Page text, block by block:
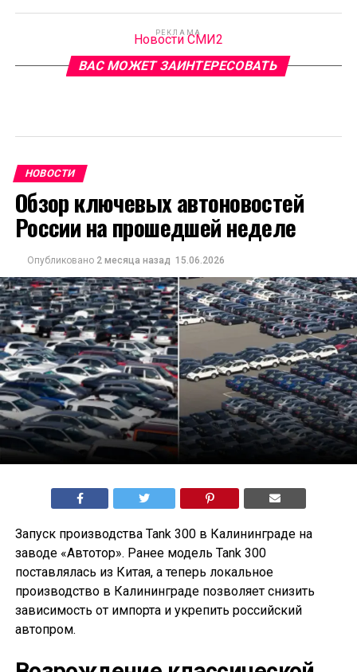
РЕКЛАМА
Новости СМИ2
ВАС МОЖЕТ ЗАИНТЕРЕСОВАТЬ
НОВОСТИ
Обзор ключевых автоновостей
России на прошедшей неделе
Опубликовано 2 месяца назад 15.06.2026
Запуск производства Tank 300 в Калининграде на
заводе «Автотор». Ранее модель Tank 300
поставлялась из Китая, а теперь локальное
производство в Калининграде позволяет снизить
зависимость от импорта и укрепить российский
автопром.